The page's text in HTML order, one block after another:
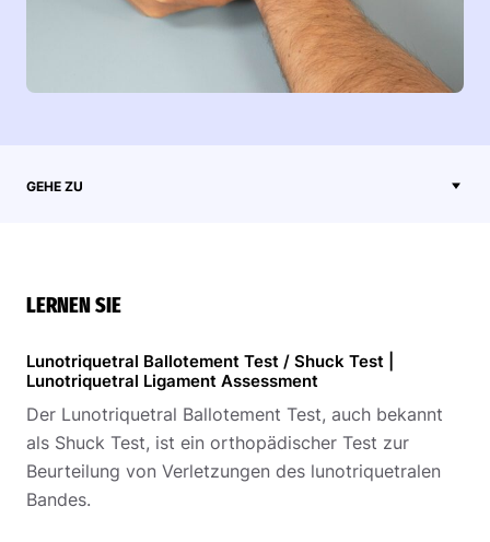
GEHE ZU
LERNEN SIE
Lunotriquetral Ballotement Test / Shuck Test |
Lunotriquetral Ligament Assessment
Der Lunotriquetral Ballotement Test, auch bekannt
als Shuck Test, ist ein orthopädischer Test zur
Beurteilung von Verletzungen des lunotriquetralen
Bandes.